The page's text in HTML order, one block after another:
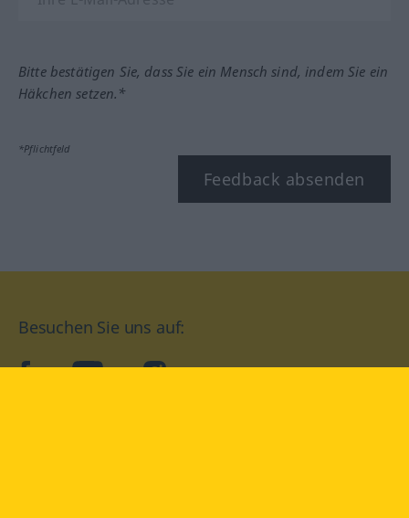
Bitte bestätigen Sie, dass Sie ein Mensch sind, indem Sie ein
Häkchen setzen.*
*Pflichtfeld
Feedback absenden
Besuchen Sie uns auf:
facebookYouTube Instagram